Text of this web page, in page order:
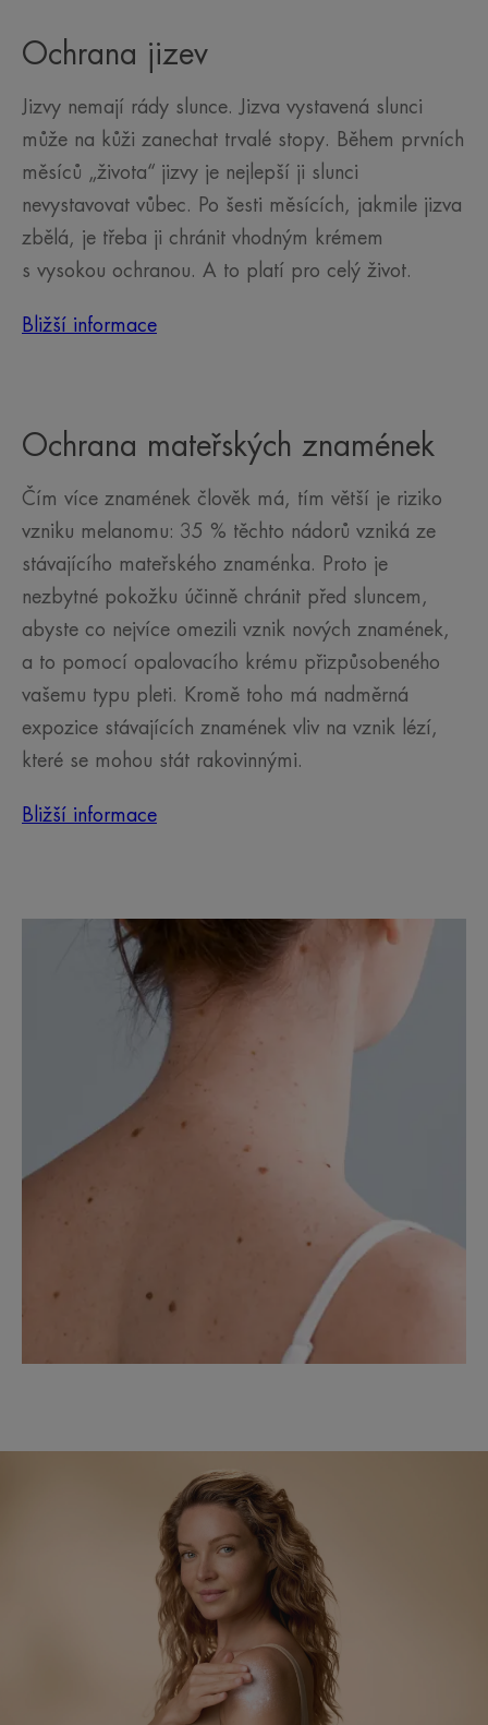
Ochrana jizev
Jizvy nemají rády slunce. Jizva vystavená slunci
může na kůži zanechat trvalé stopy. Během prvních
měsíců „života“ jizvy je nejlepší ji slunci
nevystavovat vůbec. Po šesti měsících, jakmile jizva
zbělá, je třeba ji chránit vhodným krémem
s vysokou ochranou. A to platí pro celý život.
Bližší informace
Ochrana mateřských znamének
Čím více znamének člověk má, tím větší je riziko
vzniku melanomu: 35 % těchto nádorů vzniká ze
stávajícího mateřského znaménka. Proto je
nezbytné pokožku účinně chránit před sluncem,
abyste co nejvíce omezili vznik nových znamének,
a to pomocí opalovacího krému přizpůsobeného
vašemu typu pleti. Kromě toho má nadměrná
expozice stávajících znamének vliv na vznik lézí,
které se mohou stát rakovinnými.
Bližší informace